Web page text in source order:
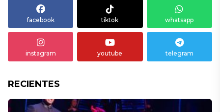
facebook tiktok whatsapp
instagram youtube telegram
RECIENTES